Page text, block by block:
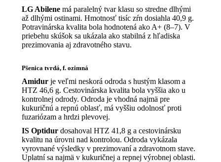
LG Abilene má paralelný tvar klasu so stredne dlhými
až dlhými ostinami. Hmotnosť tisíc zŕn dosiahla 40,9 g.
Potravinárska kvalita bola hodnotená ako A+ (8–7). V
priebehu skúšok sa ukázala ako stabilná z hľadiska
prezimovania aj zdravotného stavu.
Pšenica tvrdá, f. ozimná
Amidur je veľmi neskorá odroda s hustým klasom a
HTZ 46,6 g. Cestovinárska kvalita bola vyššia ako u
kontrolnej odrody. Odroda je vhodná najmä pre
kukuričnú a repnú oblasť, má vyššiu odolnosť proti
fuzariózam a hrdzi plevovej.
IS Optidur dosahoval HTZ 41,8 g a cestovinársku
kvalitu na úrovni nad kontrolou. Odroda vykázala
vyrovnané výsledky v prezimovaní a zdravotnom stave.
Uplatní sa najmä v kukuričnej a repnej výrobnej oblasti.